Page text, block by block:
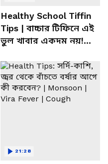
Healthy School Tiffin
Tips | বাচ্চার টিফিনে এই
ভুল খাবার একদম নয়!
21:28